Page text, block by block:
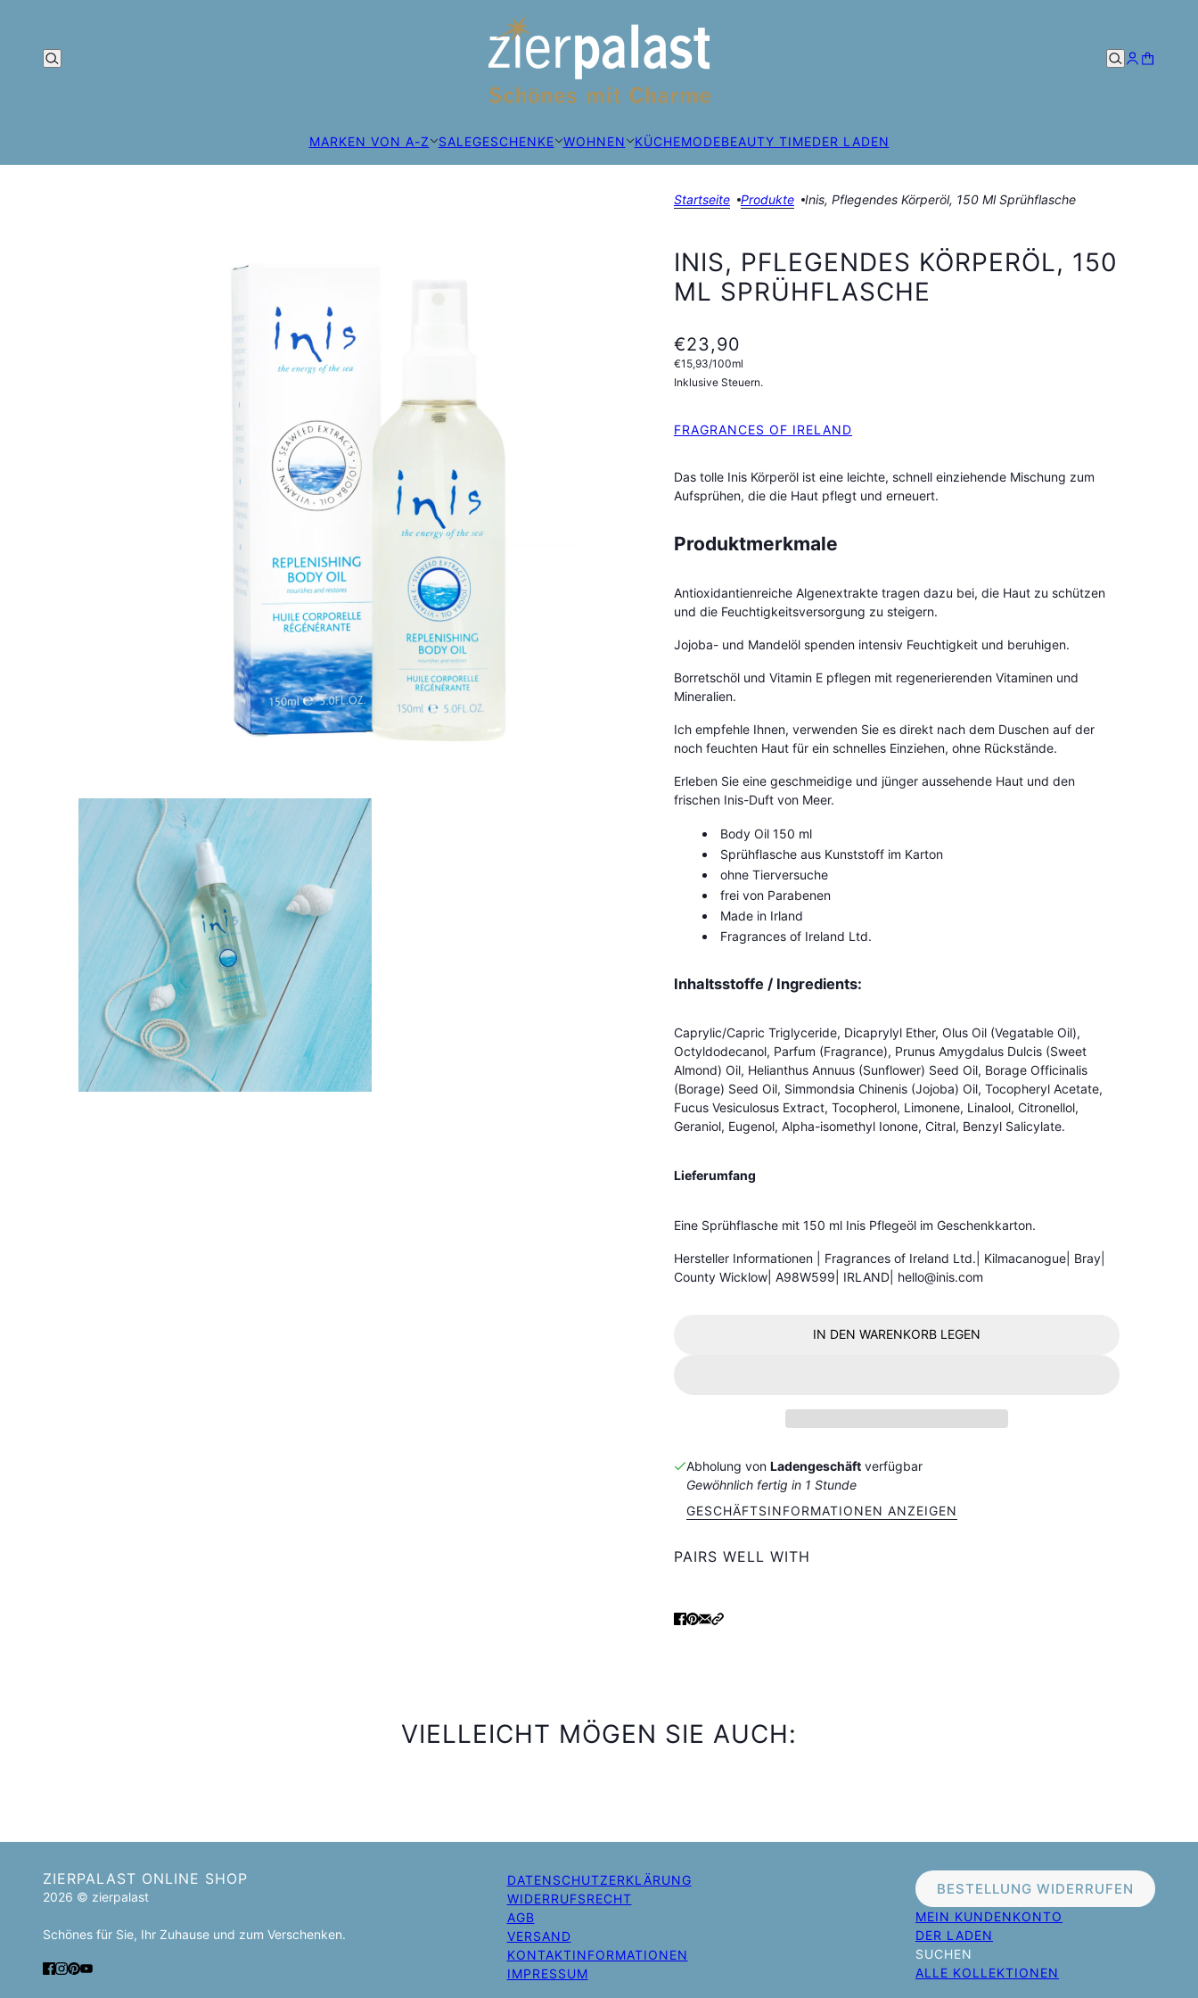
MARKEN VON A-Z SALEGESCHENKE WOHNEN KÜCHEMODEBEAUTY TIMEDER LADEN
Startseite Produkte Inis, Pflegendes Körperöl, 150 Ml Sprühflasche
INIS, PFLEGENDES KÖRPERÖL, 150
ML SPRÜHFLASCHE
€23,90
€15,93/100ml
Inklusive Steuern.
FRAGRANCES OF IRELAND
Das tolle Inis Körperöl ist eine leichte, schnell einziehende Mischung zum
Aufsprühen, die die Haut pflegt und erneuert.
Produktmerkmale
Antioxidantienreiche Algenextrakte tragen dazu bei, die Haut zu schützen
und die Feuchtigkeitsversorgung zu steigern.
Jojoba- und Mandelöl spenden intensiv Feuchtigkeit und beruhigen.
Borretschöl und Vitamin E pflegen mit regenerierenden Vitaminen und
Mineralien.
Ich empfehle Ihnen, verwenden Sie es direkt nach dem Duschen auf der
noch feuchten Haut für ein schnelles Einziehen, ohne Rückstände.
Erleben Sie eine geschmeidige und jünger aussehende Haut und den
frischen Inis-Duft von Meer.
Body Oil 150 ml
Sprühflasche aus Kunststoff im Karton
ohne Tierversuche
frei von Parabenen
Made in Irland
Fragrances of Ireland Ltd.
Inhaltsstoffe / Ingredients:
Caprylic/Capric Triglyceride, Dicaprylyl Ether, Olus Oil (Vegatable Oil),
Octyldodecanol, Parfum (Fragrance), Prunus Amygdalus Dulcis (Sweet
Almond) Oil, Helianthus Annuus (Sunflower) Seed Oil, Borage Officinalis
(Borage) Seed Oil, Simmondsia Chinenis (Jojoba) Oil, Tocopheryl Acetate,
Fucus Vesiculosus Extract, Tocopherol, Limonene, Linalool, Citronellol,
Geraniol, Eugenol, Alpha-isomethyl Ionone, Citral, Benzyl Salicylate.
Lieferumfang
Eine Sprühflasche mit 150 ml Inis Pflegeöl im Geschenkkarton.
Hersteller Informationen | Fragrances of Ireland Ltd.| Kilmacanogue| Bray|
County Wicklow| A98W599| IRLAND| hello@inis.com
IN DEN WARENKORB LEGEN
Abholung von Ladengeschäft verfügbar
Gewöhnlich fertig in 1 Stunde
GESCHÄFTSINFORMATIONEN ANZEIGEN
PAIRS WELL WITH
VIELLEICHT MÖGEN SIE AUCH:
ZIERPALAST ONLINE SHOP
2026 © zierpalast
Schönes für Sie, Ihr Zuhause und zum Verschenken.
DATENSCHUTZERKLÄRUNG
WIDERRUFSRECHT
AGB
VERSAND
KONTAKTINFORMATIONEN
IMPRESSUM
BESTELLUNG WIDERRUFEN
MEIN KUNDENKONTO
DER LADEN
SUCHEN
ALLE KOLLEKTIONEN